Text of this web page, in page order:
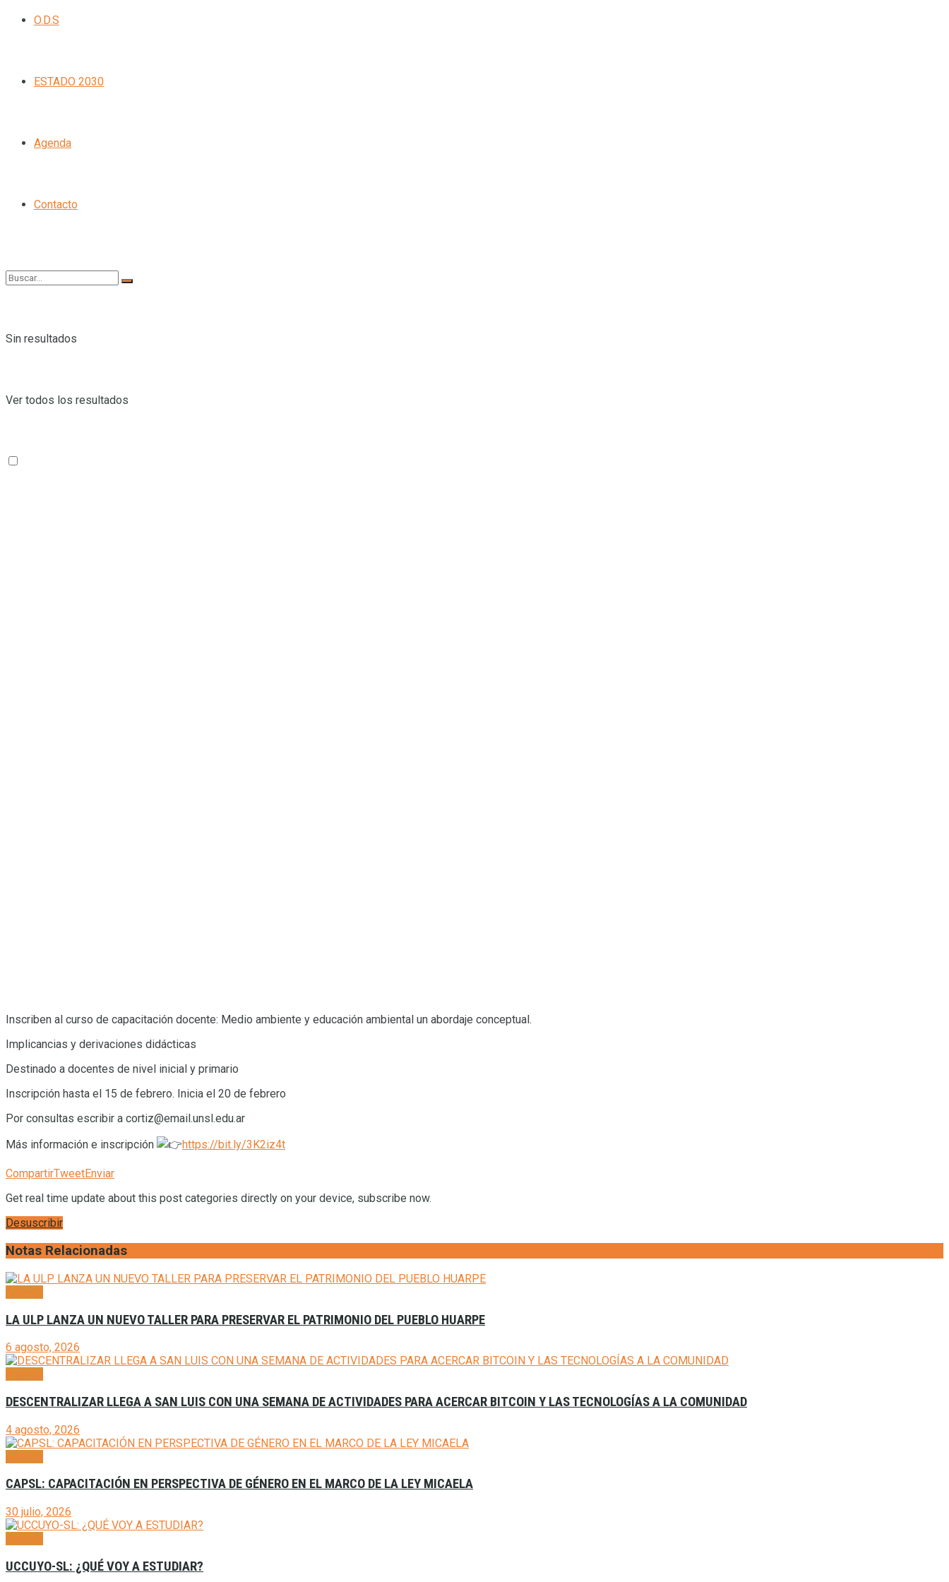
O.D.S
ESTADO 2030
Agenda
Contacto
Sin resultados
Ver todos los resultados
Inscriben al curso de capacitación docente: Medio ambiente y educación ambiental un abordaje conceptual.
Implicancias y derivaciones didácticas
Destinado a docentes de nivel inicial y primario
Inscripción hasta el 15 de febrero. Inicia el 20 de febrero
Por consultas escribir a cortiz@email.unsl.edu.ar
Más información e inscripción
https://bit.ly/3K2iz4t
CompartirTweetEnviar
Get real time update about this post categories directly on your device, subscribe now.
Desuscribir
Notas Relacionadas
LA ULP LANZA UN NUEVO TALLER PARA PRESERVAR EL PATRIMONIO DEL PUEBLO HUARPE
6 agosto, 2026
DESCENTRALIZAR LLEGA A SAN LUIS CON UNA SEMANA DE ACTIVIDADES PARA ACERCAR BITCOIN Y LAS TECNOLOGÍAS A LA COMUNIDAD
4 agosto, 2026
CAPSL: CAPACITACIÓN EN PERSPECTIVA DE GÉNERO EN EL MARCO DE LA LEY MICAELA
30 julio, 2026
UCCUYO-SL: ¿QUÉ VOY A ESTUDIAR?